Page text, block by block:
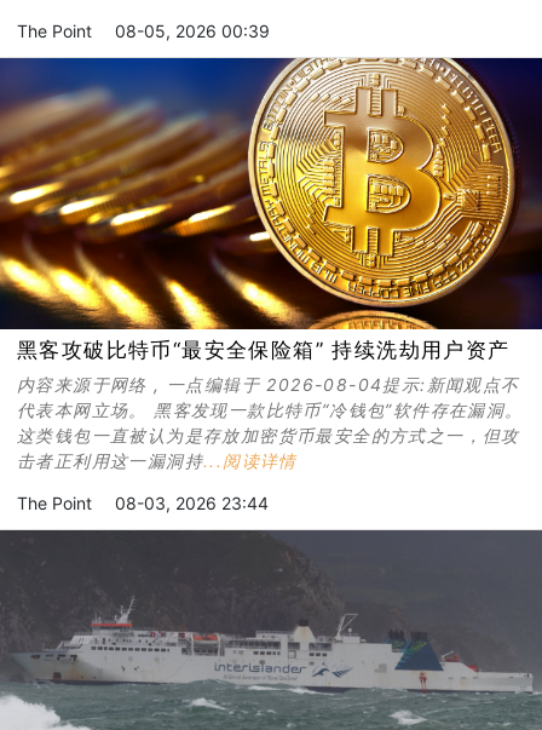
The Point 08-05, 2026 00:39
黑客攻破比特币“最安全保险箱” 持续洗劫用户资产
内容来源于网络 , 一点编辑于 2026-08-04提示:新闻观点不
代表本网立场。 黑客发现一款比特币“冷钱包”软件存在漏洞。
这类钱包一直被认为是存放加密货币最安全的方式之一，但攻
击者正利用这一漏洞持...阅读详情
The Point 08-03, 2026 23:44